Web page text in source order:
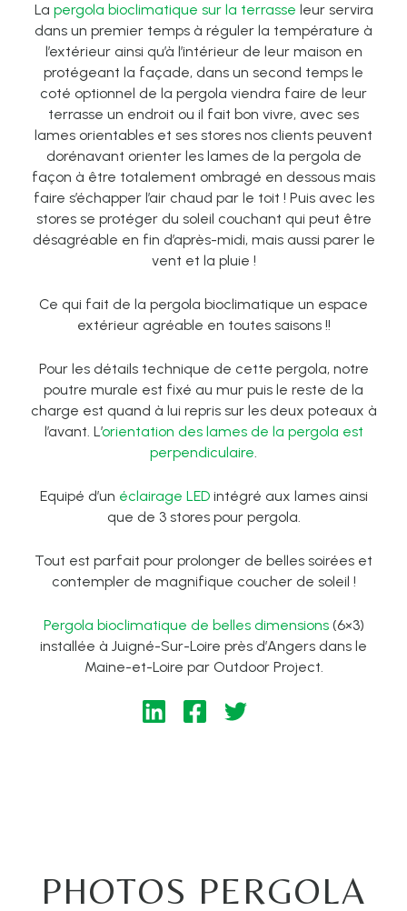
La pergola bioclimatique sur la terrasse leur servira
dans un premier temps à réguler la température à
l’extérieur ainsi qu’à l’intérieur de leur maison en
protégeant la façade, dans un second temps le
coté optionnel de la pergola viendra faire de leur
terrasse un endroit ou il fait bon vivre, avec ses
lames orientables et ses stores nos clients peuvent
dorénavant orienter les lames de la pergola de
façon à être totalement ombragé en dessous mais
faire s’échapper l’air chaud par le toit ! Puis avec les
stores se protéger du soleil couchant qui peut être
désagréable en fin d’après-midi, mais aussi parer le
vent et la pluie !
Ce qui fait de la pergola bioclimatique un espace
extérieur agréable en toutes saisons !!
Pour les détails technique de cette pergola, notre
poutre murale est fixé au mur puis le reste de la
charge est quand à lui repris sur les deux poteaux à
l’avant. L’orientation des lames de la pergola est
perpendiculaire.
Equipé d’un éclairage LEDintégré aux lames ainsi
que de 3 stores pour pergola.
Tout est parfait pour prolonger de belles soirées et
contempler de magnifique coucher de soleil !
Pergola bioclimatique de belles dimensions(6×3)
installée à Juigné-Sur-Loire près d’Angers dans le
Maine-et-Loire par Outdoor Project.
PHOTOS PERGOLA